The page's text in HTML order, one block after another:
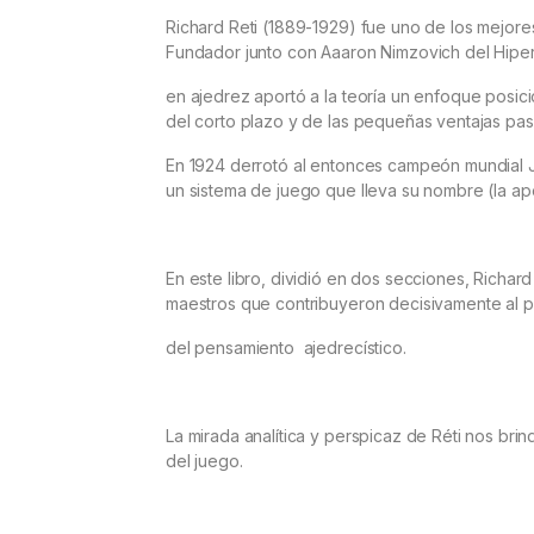
Richard Reti (1889-1929) fue uno de los
Fundador junto con Aaaron Nimzovich del
en ajedrez aportó a la teoría un enfoque
del corto plazo y de las pequeñas ventajas
En 1924 derrotó al entonces campeón
un sistema de juego que lleva su nombre (la
En este libro, dividió en dos secciones,
maestros que contribuyeron decisivamente al
del pensamiento ajedrecístico.
La mirada analítica y perspicaz de Réti nos
del juego.